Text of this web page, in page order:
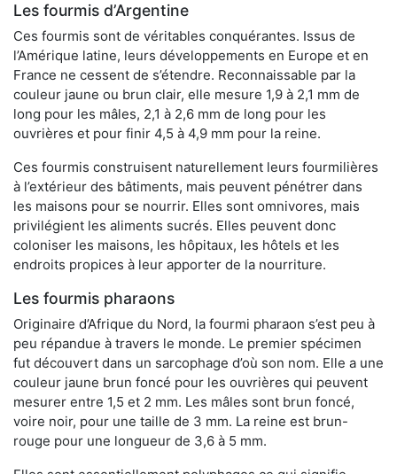
Les fourmis d’Argentine
Ces fourmis sont de véritables conquérantes. Issus de
l’Amérique latine, leurs développements en Europe et en
France ne cessent de s’étendre. Reconnaissable par la
couleur jaune ou brun clair, elle mesure 1,9 à 2,1 mm de
long pour les mâles, 2,1 à 2,6 mm de long pour les
ouvrières et pour finir 4,5 à 4,9 mm pour la reine.
Ces fourmis construisent naturellement leurs fourmilières
à l’extérieur des bâtiments, mais peuvent pénétrer dans
les maisons pour se nourrir. Elles sont omnivores, mais
privilégient les aliments sucrés. Elles peuvent donc
coloniser les maisons, les hôpitaux, les hôtels et les
endroits propices à leur apporter de la nourriture.
Les fourmis pharaons
Originaire d’Afrique du Nord, la fourmi pharaon s’est peu à
peu répandue à travers le monde. Le premier spécimen
fut découvert dans un sarcophage d’où son nom. Elle a une
couleur jaune brun foncé pour les ouvrières qui peuvent
mesurer entre 1,5 et 2 mm. Les mâles sont brun foncé,
voire noir, pour une taille de 3 mm. La reine est brun-
rouge pour une longueur de 3,6 à 5 mm.